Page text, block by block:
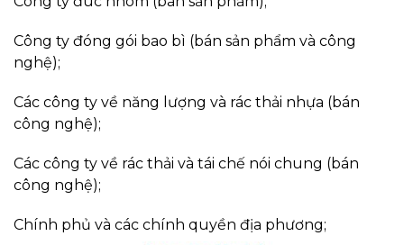
Công ty đóng gói bao bì (bán sản phẩm và công
nghệ);
Các công ty về năng lượng và rác thải nhựa (bán
công nghệ);
Các công ty về rác thải và tái chế nói chung (bán
công nghệ);
Chính phủ và các chính quyền địa phương;